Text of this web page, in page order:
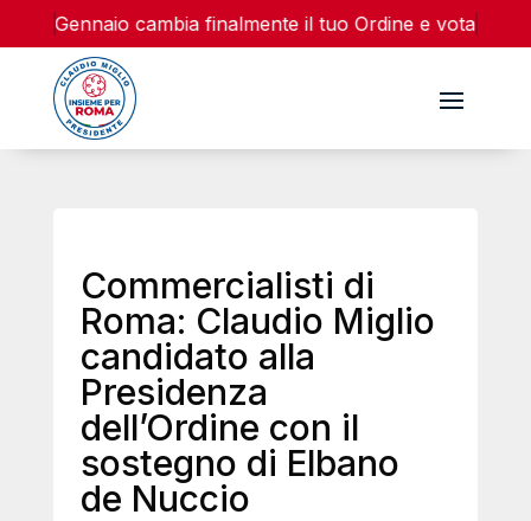
16 Gennaio cambia finalmente il tuo Ordine e vota la
Commercialisti di
Roma: Claudio Miglio
candidato alla
Presidenza
dell’Ordine con il
sostegno di Elbano
de Nuccio